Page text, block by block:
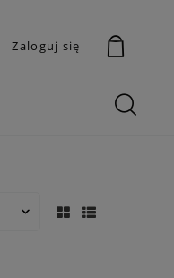
Zaloguj się